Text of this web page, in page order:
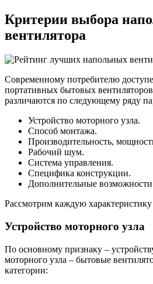
Критерии выбора
вентилятора
Современному потребителю
портативных бытовых
различаются по следующему ряду
Устройство моторного узла.
Способ монтажа.
Производительность,
Рабочий шум.
Система управления.
Специфика конструкции.
Дополнительные
Рассмотрим каждую
Устройство моторного узла
По основному признаку –
моторного узла – бытовые
категории: